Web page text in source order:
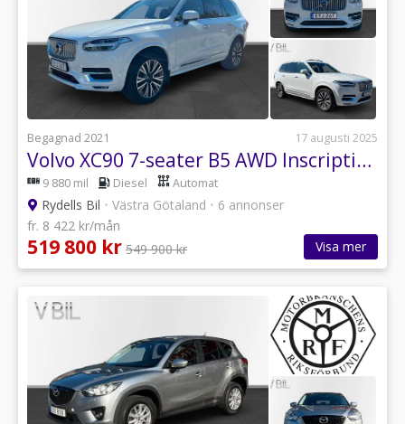
Begagnad 2021 17 augusti 2025
Volvo XC90 7-seater B5 AWD Inscription SE SPEC
9 880 mil Diesel Automat
Rydells Bil • Västra Götaland • 6 annonser
fr. 8 422 kr/mån
519 800 kr 549 900 kr Visa mer